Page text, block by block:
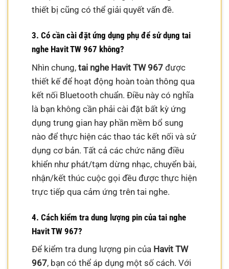
thiết bị cũng có thể giải quyết vấn đề.
3. Có cần cài đặt ứng dụng phụ để sử dụng tai
nghe Havit TW 967 không?
Nhìn chung,tai nghe Havit TW 967 được
thiết kế để hoạt động hoàn toàn thông qua
kết nối Bluetooth chuẩn. Điều này có nghĩa
là bạn không cần phải cài đặt bất kỳ ứng
dụng trung gian hay phần mềm bổ sung
nào để thực hiện các thao tác kết nối và sử
dụng cơ bản. Tất cả các chức năng điều
khiển như phát/tạm dừng nhạc, chuyển bài,
nhận/kết thúc cuộc gọi đều được thực hiện
trực tiếp qua cảm ứng trên tai nghe.
4. Cách kiểm tra dung lượng pin của tai nghe
Havit TW 967?
Để kiểm tra dung lượng pin của Havit TW
967, bạn có thể áp dụng một số cách. Với